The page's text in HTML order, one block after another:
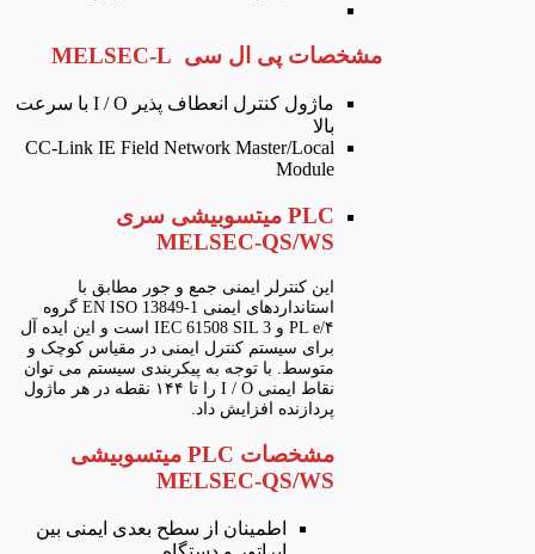
مشخصات پی ال سی MELSEC-L
ماژول کنترل انعطاف پذیر I / O با سرعت
بالا
CC-Link IE Field Network Master/Local
Module
PLC میتسوبیشی سری
MELSEC-QS/WS
این کنترلر ایمنی جمع و جور مطابق با
استانداردهای ایمنی EN ISO 13849-1 گروه
۴/PL e و IEC 61508 SIL 3 است و این ایده آل
برای سیستم کنترل ایمنی در مقیاس کوچک و
متوسط. با توجه به پیکربندی سیستم می توان
نقاط ایمنی I / O را تا ۱۴۴ نقطه در هر ماژول
پردازنده افزایش داد.
مشخصات PLC میتسوبیشی
MELSEC-QS/WS
اطمینان از سطح بعدی ایمنی بین